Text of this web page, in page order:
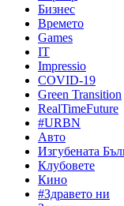
Бизнес
Времето
Games
IT
Impressio
COVID-19
Green Transition
RealTimeFuture
#URBN
Авто
Изгубената
Клубовете
Кино
#Здравето ни